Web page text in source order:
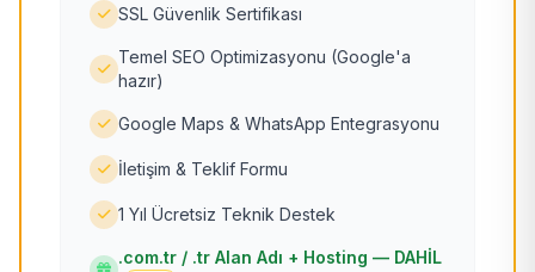
SSL Güvenlik Sertifikası
Temel SEO Optimizasyonu (Google'a
hazır)
Google Maps & WhatsApp Entegrasyonu
İletişim & Teklif Formu
1 Yıl Ücretsiz Teknik Destek
.com.tr / .tr Alan Adı + Hosting — DAHİL